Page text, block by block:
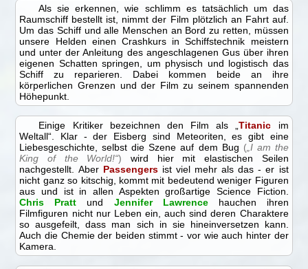
Als sie erkennen, wie schlimm es tatsächlich um das
Raumschiff bestellt ist, nimmt der Film plötzlich an Fahrt auf.
Um das Schiff und alle Menschen an Bord zu retten, müssen
unsere Helden einen Crashkurs in Schiffstechnik meistern
und unter der Anleitung des angeschlagenen Gus über ihren
eigenen Schatten springen, um physisch und logistisch das
Schiff zu reparieren. Dabei kommen beide an ihre
körperlichen Grenzen und der Film zu seinem spannenden
Höhepunkt.
Einige Kritiker bezeichnen den Film als „Titanic im
Weltall“. Klar - der Eisberg sind Meteoriten, es gibt eine
Liebesgeschichte, selbst die Szene auf dem Bug („I am the
King of the World!“) wird hier mit elastischen Seilen
nachgestellt. Aber Passengersist viel mehr als das - er ist
nicht ganz so kitschig, kommt mit bedeutend weniger Figuren
aus und ist in allen Aspekten großartige Science Fiction.
Chris Pratt und Jennifer Lawrencehauchen ihren
Filmfiguren nicht nur Leben ein, auch sind deren Charaktere
so ausgefeilt, dass man sich in sie hineinversetzen kann.
Auch die Chemie der beiden stimmt - vor wie auch hinter der
Kamera.